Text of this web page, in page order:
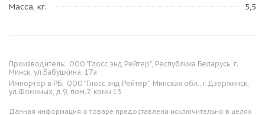
Масса, кг
5,5
Производитель: ООО "Глосс энд Рейтер", Республика Беларусь, г.
Минск, ул.Бабушкина, 17а
Импортёр в РБ: ООО "Глосс энд Рейтер", Минская обл., г.Дзержинск,
ул.Фоминых, д.9, пом.7, комн.13
Данная информация о товаре предоставлена исключительно в целях